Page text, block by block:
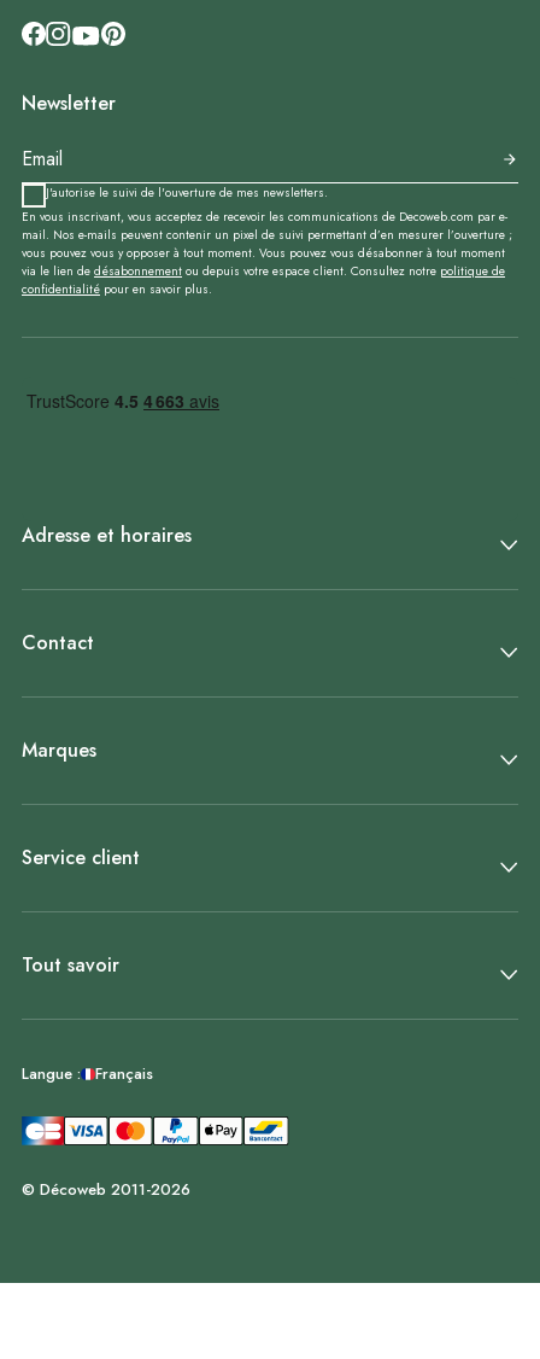
Newsletter
J'autorise le suivi de l'ouverture de mes newsletters.
En vous inscrivant, vous acceptez de recevoir les communications de Decoweb.com par e-
mail. Nos e-mails peuvent contenir un pixel de suivi permettant d’en mesurer l’ouverture ;
vous pouvez vous y opposer à tout moment. Vous pouvez vous désabonner à tout moment
via le lien de désabonnement ou depuis votre espace client. Consultez notre politique de
confidentialité pour en savoir plus.
Adresse et horaires
Contact
Marques
Service client
Tout savoir
Langue : Français
© Décoweb 2011-2026